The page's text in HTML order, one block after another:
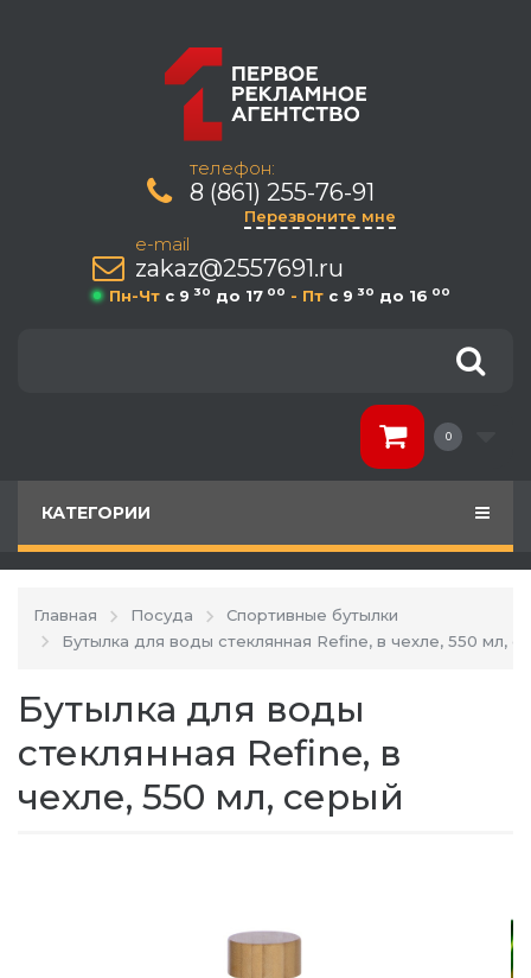
телефон:
8 (861) 255-76-91
Перезвоните мне
e-mail
zakaz@2557691.ru
Пн-Чт c 9 30 до 17 00 - Пт c 9 30 до 16 00
0
КАТЕГОРИИ
Главная Посуда
Спортивные бутылки
Бутылка для воды стеклянная Refine, в чехле, 550 мл,
Бутылка для воды
стеклянная Refine, в
чехле, 550 мл, серый